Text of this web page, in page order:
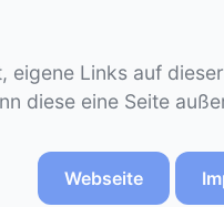
eigene Links auf
diese eine Seite
Webseite